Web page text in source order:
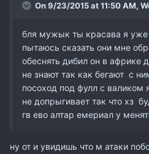
On 9/23/2015 at 11:50 AM,
бля мужык ты красава я
пытаюсь сказать они мне
обеснять дибил он в африке
не знают так как бегают с
посоход под фулл с валиком
не допрыгивает так что хз
гв ево алтар емериал у
ну от и увидишь что м атаки